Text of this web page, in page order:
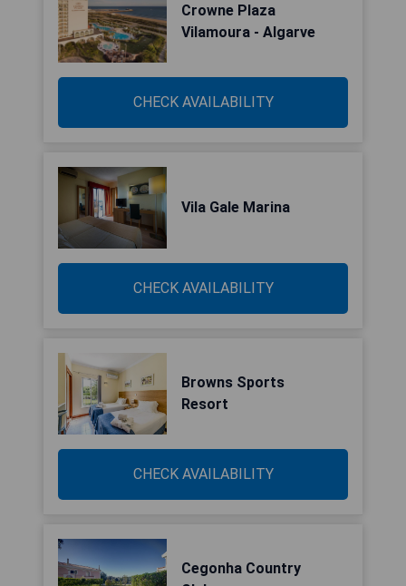
Crowne Plaza
Vilamoura - Algarve
CHECK AVAILABILITY
Vila Gale Marina
CHECK AVAILABILITY
Browns Sports
Resort
CHECK AVAILABILITY
Cegonha Country